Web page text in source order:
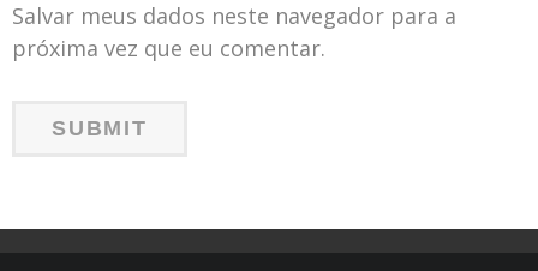
Salvar meus dados neste navegador para a
próxima vez que eu comentar.